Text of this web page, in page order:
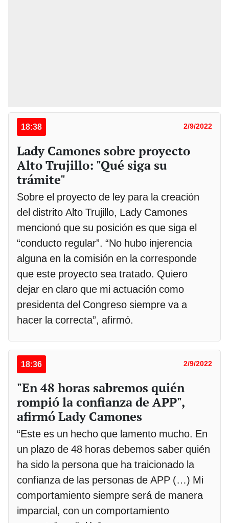
18:38 2/9/2022
Lady Camones sobre proyecto
Alto Trujillo: "Qué siga su
trámite"
Sobre el proyecto de ley para la creación
del distrito Alto Trujillo, Lady Camones
mencionó que su posición es que siga el
“conducto regular”. “No hubo injerencia
alguna en la comisión en la corresponde
que este proyecto sea tratado. Quiero
dejar en claro que mi actuación como
presidenta del Congreso siempre va a
hacer la correcta”, afirmó.
18:36 2/9/2022
"En 48 horas sabremos quién
rompió la confianza de APP",
afirmó Lady Camones
“Este es un hecho que lamento mucho. En
un plazo de 48 horas debemos saber quién
ha sido la persona que ha traicionado la
confianza de las personas de APP (…) Mi
comportamiento siempre será de manera
imparcial, con un comportamiento